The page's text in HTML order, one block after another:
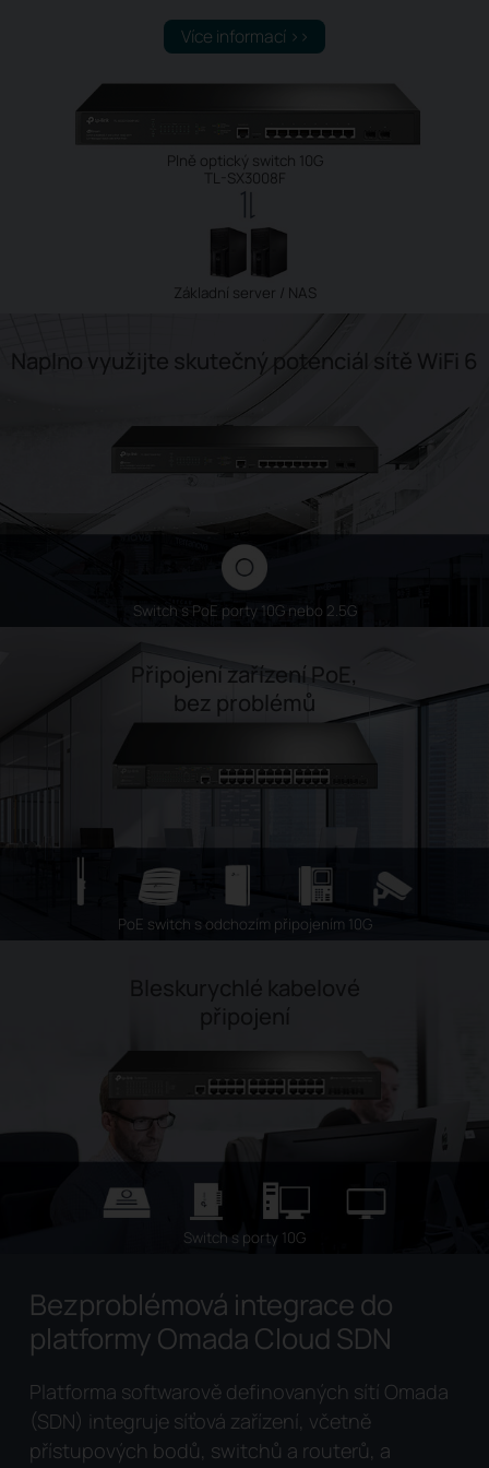
Více informací >>
Plně optický switch 10G
TL-SX3008F
Základní server / NAS
Naplno využijte skutečný potenciál sítě WiFi 6
Switch s PoE porty 10G nebo 2.5G
Připojení zařízení PoE,
bez problémů
PoE switch s odchozím připojením 10G
Switch s porty 10G
Bezproblémová integrace do
platformy Omada Cloud SDN
Platforma softwarově definovaných sítí Omada
(SDN) integruje síťová zařízení, včetně
přístupových bodů, switchů a routerů, a